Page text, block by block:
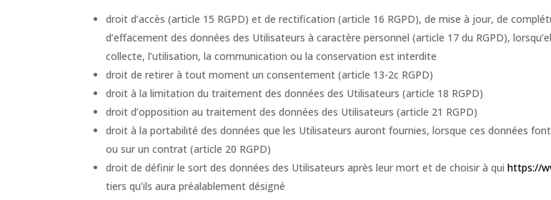
droit d’accès (article 15 RGPD) et de rectification (article 16 RGPD), de mise à jour, de
d’effacement des données des Utilisateurs à caractère personnel (article 17 du RGPD),
collecte, l’utilisation, la communication ou la conservation est interdite
droit de retirer à tout moment un consentement (article 13-2c RGPD)
droit à la limitation du traitement des données des Utilisateurs (article 18 RGPD)
droit d’opposition au traitement des données des Utilisateurs (article 21 RGPD)
droit à la portabilité des données que les Utilisateurs auront fournies, lorsque ces données
ou sur un contrat (article 20 RGPD)
droit de définir le sort des données des Utilisateurs après leur mort et de choisir à quihttps://
tiers qu’ils aura préalablement désigné